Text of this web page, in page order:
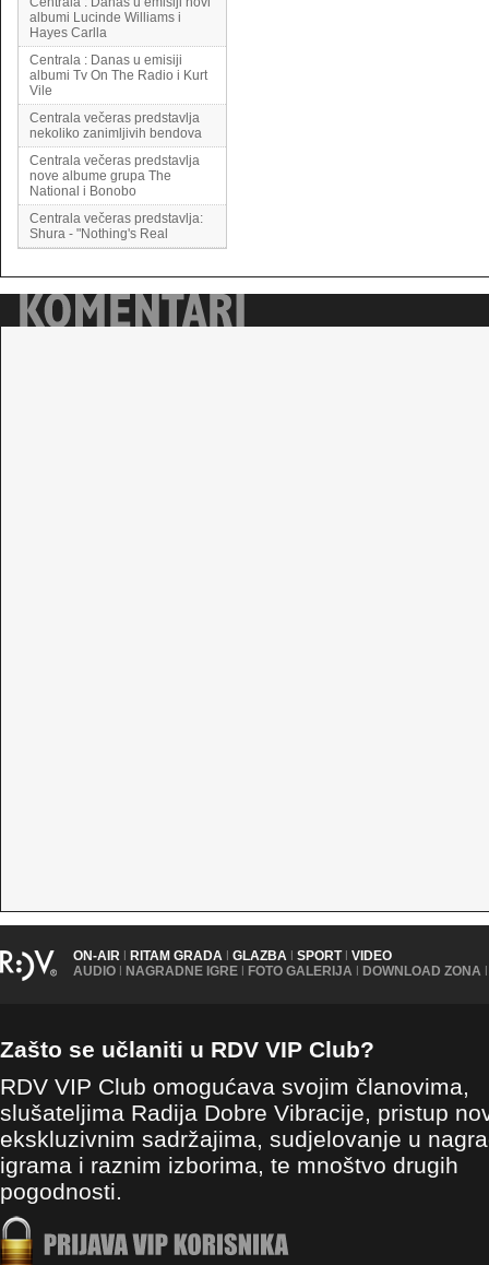
albumi Lucinde Williams i
Hayes Carlla
Centrala : Danas u emisiji
albumi Tv On The Radio i Kurt
Vile
Centrala večeras predstavlja
nekoliko zanimljivih bendova
Centrala večeras predstavlja
nove albume grupa The
National i Bonobo
Centrala večeras predstavlja:
Shura - "Nothing's Real
ON-AIR | RITAM GRADA | GLAZBA | SPORT | VIDEO
AUDIO | NAGRADNE IGRE | FOTO GALERIJA | DOWNLOAD ZONA |
Zašto se učlaniti u RDV VIP Club?
RDV VIP Club omogućava svojim članovima,
slušateljima Radija Dobre Vibracije, pristup
ekskluzivnim sadržajima, sudjelovanje u
igrama i raznim izborima, te mnoštvo drugih
pogodnosti.